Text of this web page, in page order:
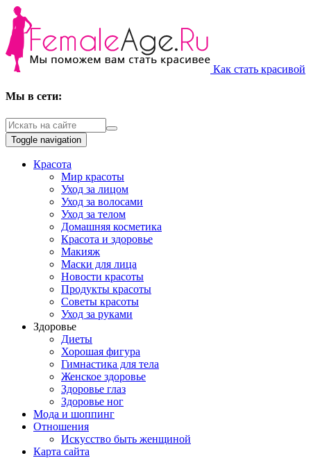
Как стать красивой
Мы в сети:
Toggle navigation
Красота
Мир красоты
Уход за лицом
Уход за волосами
Уход за телом
Домашняя косметика
Красота и здоровье
Макияж
Маски для лица
Новости красоты
Продукты красоты
Советы красоты
Уход за руками
Здоровье
Диеты
Хорошая фигура
Гимнастика для тела
Женское здоровье
Здоровье глаз
Здоровье ног
Мода и шоппинг
Отношения
Искусство быть женщиной
Карта сайта